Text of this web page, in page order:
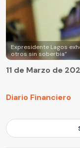
Expresidente Lagos
otros sin soberbia”
Diario Financiero
11 de Marzo de